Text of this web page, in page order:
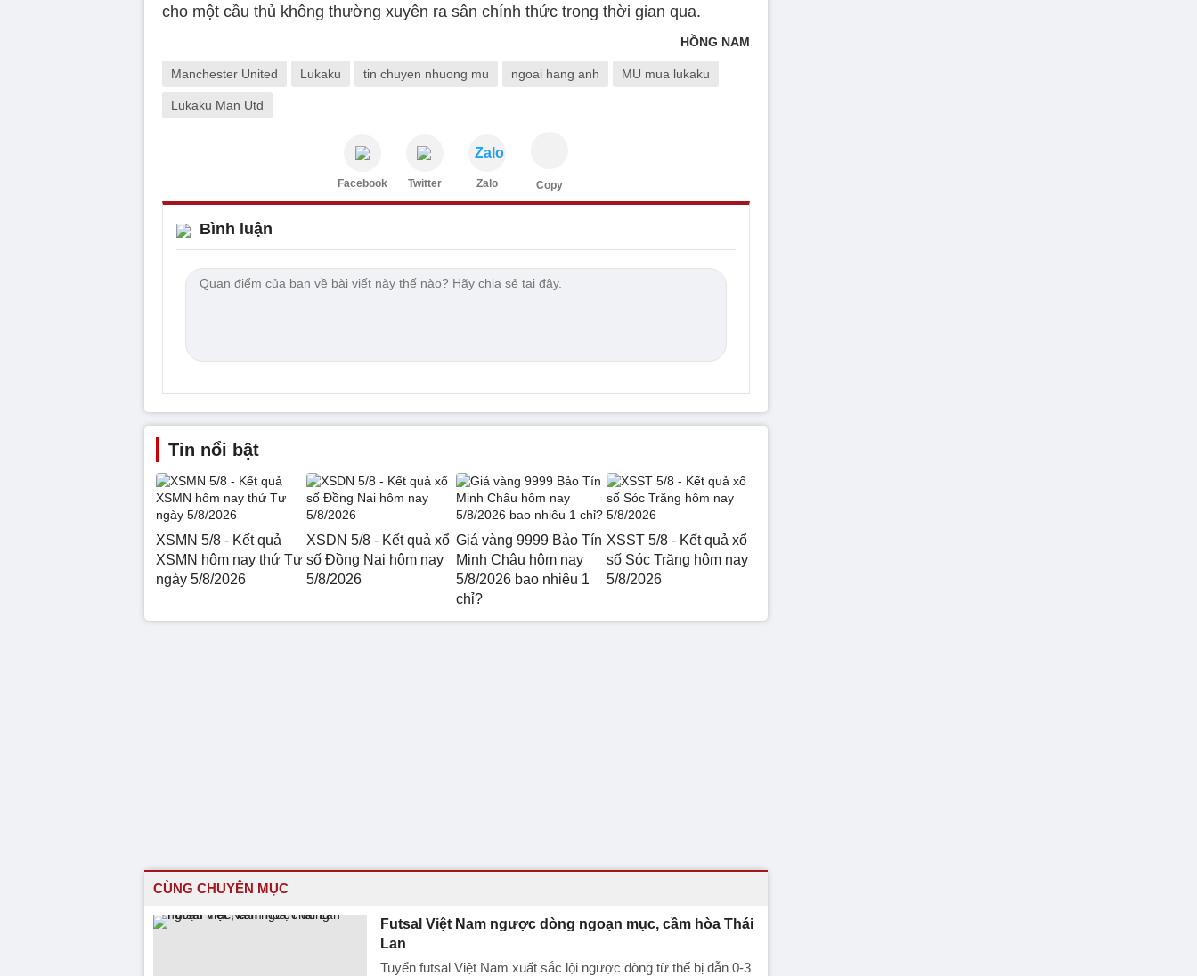
cho một cầu thủ không thường xuyên ra sân chính thức trong thời gian qua.
HỒNG NAM
Manchester United Lukaku tin chuyen nhuong mu ngoai hang anh MU mua lukaku
Lukaku Man Utd
Facebook Twitter
Zalo
Zalo Copy
Bình luận
Tin nổi bật
XSMN 5/8 - Kết quả
XSMN hôm nay thứ Tư
ngày 5/8/2026
XSDN 5/8 - Kết quả xổ
số Đồng Nai hôm nay
5/8/2026
Giá vàng 9999 Bảo Tín
Minh Châu hôm nay
5/8/2026 bao nhiêu 1
chỉ?
XSST 5/8 - Kết quả xổ
số Sóc Trăng hôm nay
5/8/2026
CÙNG CHUYÊN MỤC
Futsal Việt Nam ngược dòng ngoạn mục, cầm hòa Thái
Lan
Tuyển futsal Việt Nam xuất sắc lội ngược dòng từ thế bị dẫn 0-3